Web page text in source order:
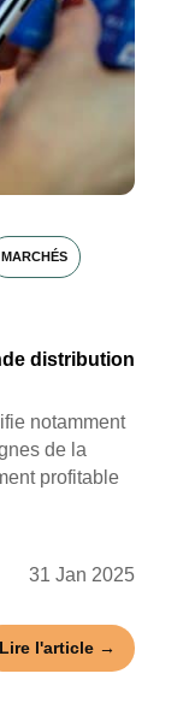
MARCHÉS
distribution
notamment
de la
profitable
31 Jan 2025
Lire l'article →